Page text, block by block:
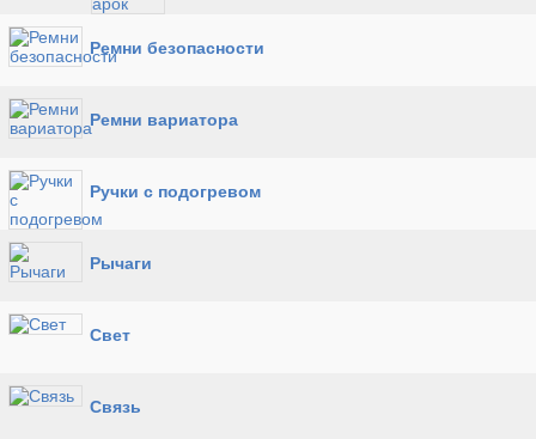
Ремни безопасности
Ремни вариатора
Ручки с подогревом
Рычаги
Свет
Связь